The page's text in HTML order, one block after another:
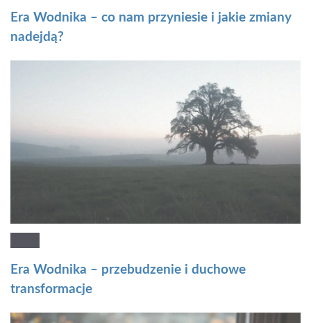
Era Wodnika – co nam przyniesie i jakie zmiany
nadejdą?
Era Wodnika – przebudzenie i duchowe
transformacje